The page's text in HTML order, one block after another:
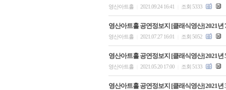
영산아트홀 2021.09.24 16:41 조회 5333
영산아트홀 공연정보지 [클래식영산] 2021년
영산아트홀 2021.07.27 16:01 조회 5052
영산아트홀 공연정보지 [클래식영산] 2021년
영산아트홀 2021.05.20 17:00 조회 5133
영산아트홀 공연정보지 [클래식영산] 2021년